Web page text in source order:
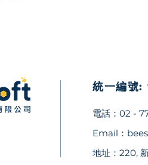
統一編號
電話：02 -
Email：
地址：220,